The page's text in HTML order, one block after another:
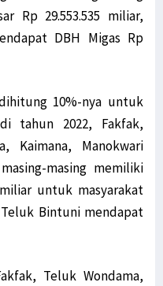
Rp 29.553.535 miliar,
DBH Migas Rp
10%-nya untuk
tahun 2022, Fakfak,
Kaimana, Manokwari
masing memiliki
untuk masyarakat
Bintuni mendapat
Teluk Wondama,